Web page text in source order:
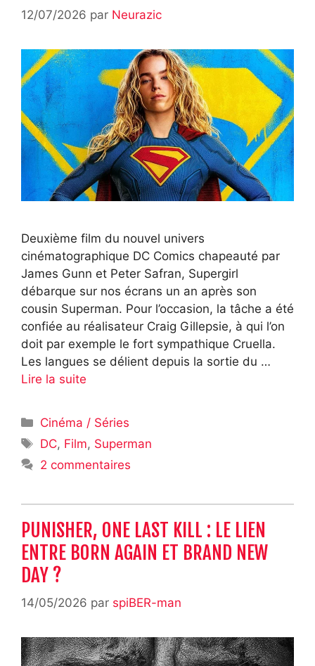
12/07/2026 par Neurazic
Deuxième film du nouvel univers
cinématographique DC Comics chapeauté par
James Gunn et Peter Safran, Supergirl
débarque sur nos écrans un an après son
cousin Superman. Pour l’occasion, la tâche a été
confiée au réalisateur Craig Gillepsie, à qui l’on
doit par exemple le fort sympathique Cruella.
Les langues se délient depuis la sortie du …
Lire la suite
Catégories
Cinéma / Séries
Étiquettes
DC, Film, Superman
2 commentaires
PUNISHER, ONE LAST KILL : LE LIEN
ENTRE BORN AGAIN ET BRAND NEW
DAY ?
14/05/2026 par spiBER-man